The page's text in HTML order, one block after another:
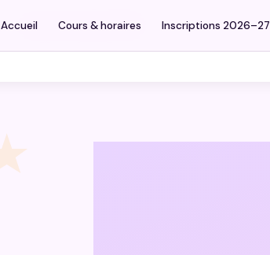
Summer camps 2026
Accueil Cours & horaires Inscriptions 2026–27